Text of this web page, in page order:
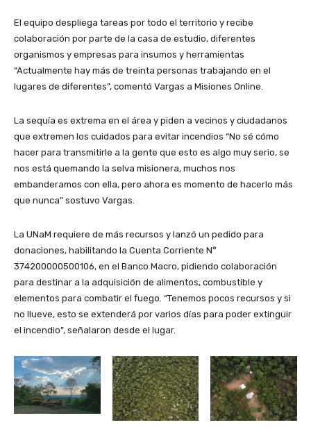
El equipo despliega tareas por todo el territorio y recibe
colaboración por parte de la casa de estudio, diferentes
organismos y empresas para insumos y herramientas
“Actualmente hay más de treinta personas trabajando en el
lugares de diferentes”, comentó Vargas a Misiones Online.
La sequía es extrema en el área y piden a vecinos y ciudadanos
que extremen los cuidados para evitar incendios “No sé cómo
hacer para transmitirle a la gente que esto es algo muy serio, se
nos está quemando la selva misionera, muchos nos
embanderamos con ella, pero ahora es momento de hacerlo más
que nunca” sostuvo Vargas.
La UNaM requiere de más recursos y lanzó un pedido para
donaciones, habilitando la Cuenta Corriente N°
374200000500106, en el Banco Macro, pidiendo colaboración
para destinar a la adquisición de alimentos, combustible y
elementos para combatir el fuego. “Tenemos pocos recursos y si
no llueve, esto se extenderá por varios días para poder extinguir
el incendio”, señalaron desde el lugar.